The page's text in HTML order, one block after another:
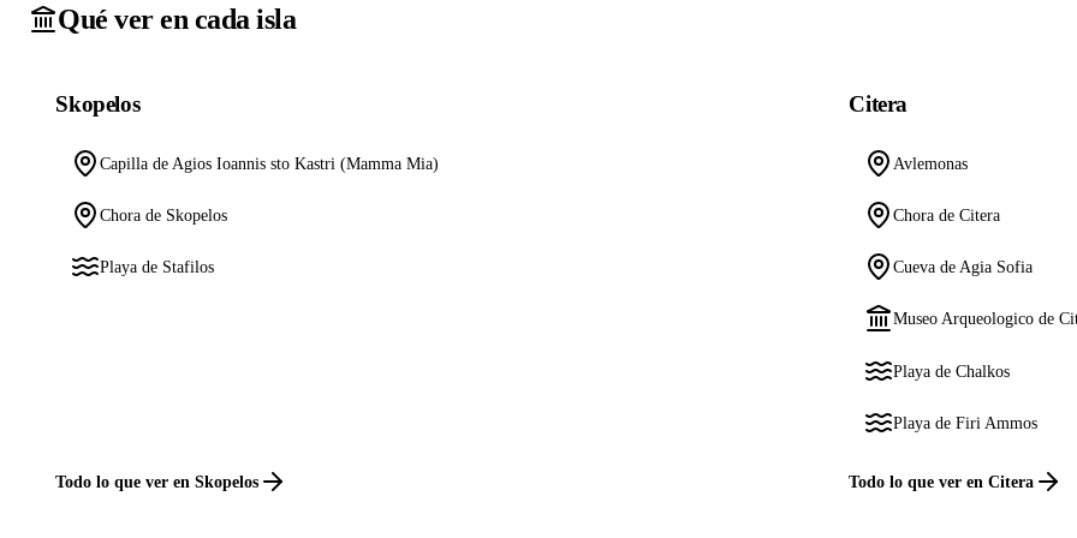
Qué ver en cada isla
Skopelos
Capilla de Agios Ioannis sto Kastri (Mamma Mia)
Chora de Skopelos
Playa de Stafilos
Todo lo que ver en Skopelos
Citera
Avlemonas
Chora de Citera
Cueva de Agia Sofia
Museo Arqueologico de
Playa de Chalkos
Playa de Firi Ammos
Todo lo que ver en Citera